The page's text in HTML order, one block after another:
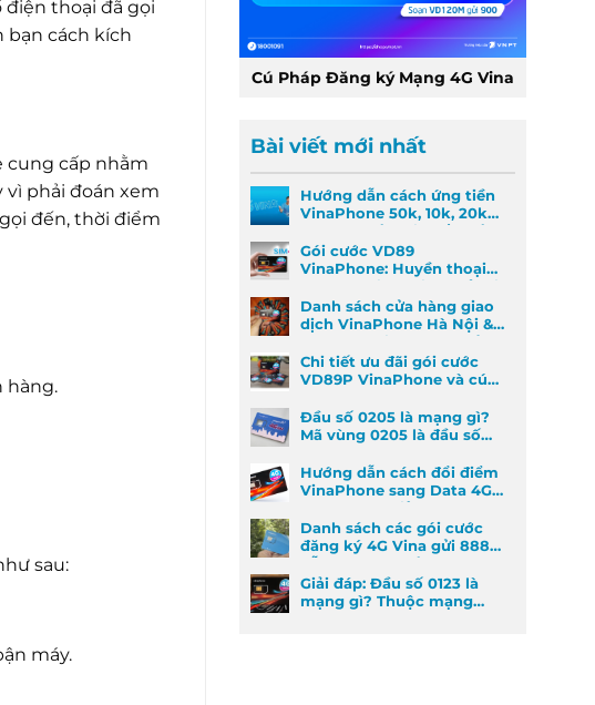
điện thoại đã gọi
bạn cách kích
cung cấp nhằm
phải đoán xem
đến, thời điểm
hàng.
sau:
máy.
Cú Pháp Đăng ký Mạng 4G Vina
Bài viết mới nhất
Hướng dẫn cách ứng tiền
VinaPhone 50k, 10k, 20k
nhanh nhất khi khẩn cấp
Gói cước VD89
VinaPhone: Huyền thoại
Data & Gọi thoại đã trở lại
Danh sách cửa hàng giao
dịch VinaPhone Hà Nội &
Cách tìm VinaPhone gần
đây
Chi tiết ưu đãi gói cước
VD89P VinaPhone và cú
Đầu số 0205 là mạng gì?
Mã vùng 0205 là đầu số
Hướng dẫn cách đổi điểm
VinaPhone sang Data 4G
cực kỳ đơn giản
Danh sách các gói cước
đăng ký 4G Vina gửi 888
dễ đăng ký nhất
Giải đáp: Đầu số 0123 là
mạng gì? Thuộc mạng